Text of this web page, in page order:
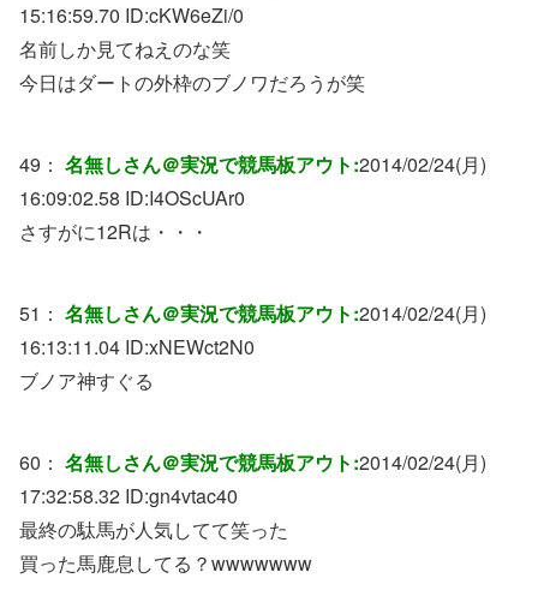
15:16:59.70 ID:cKW6eZi/0
名前しか見てねえのな笑
今日はダートの外枠のブノワだろうが笑
49： 名無しさん＠実況で競馬板アウト:2014/02/24(月)
16:09:02.58 ID:I4OScUAr0
さすがに12Rは・・・
51： 名無しさん＠実況で競馬板アウト:2014/02/24(月)
16:13:11.04 ID:xNEWct2N0
ブノア神すぐる
60： 名無しさん＠実況で競馬板アウト:2014/02/24(月)
17:32:58.32 ID:gn4vtac40
最終の駄馬が人気してて笑った
買った馬鹿息してる？wwwwwww